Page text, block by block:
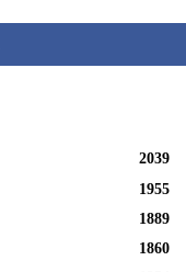
2039
1955
1889
1860